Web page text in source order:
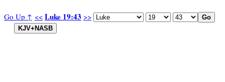
Go Up ↑ << Luke 19:43 >>